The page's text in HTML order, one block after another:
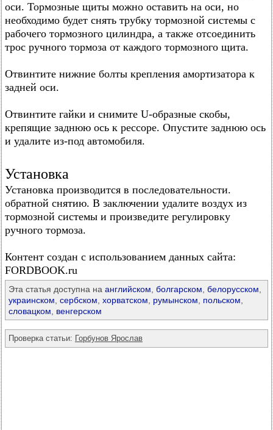
оси. Тормозные щиты можно оставить на оси, но
необходимо будет снять трубку тормозной системы с
рабочего тормозного цилиндра, а также отсоединить
трос ручного тормоза от каждого тормозного щита.
Отвинтите нижние болты крепления амортизатора к
задней оси.
Отвинтите гайки и снимите U-образные скобы,
крепящие заднюю ось к рессоре. Опустите заднюю ось
и удалите из-под автомобиля.
Установка
Установка производится в последовательности.
обратной снятию. В заключении удалите воздух из
тормозной системы и произведите регулировку
ручного тормоза.
Контент создан с использованием данных сайта:
FORDBOOK.ru
Эта статья доступна на английском болгарском белорусском
украинском сербском хорватском румынском польском
словацком
венгерском
Проверка статьи: Горбунов Ярослав